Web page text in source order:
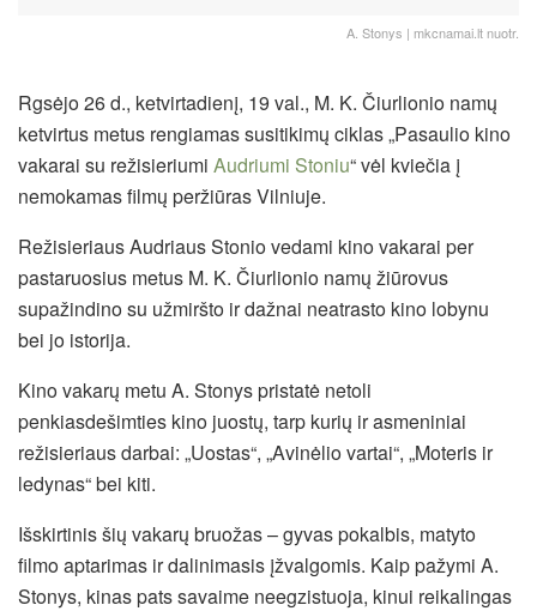
A. Stonys | mkcnamai.lt nuotr.
Rgsėjo 26 d., ketvirtadienį, 19 val., M. K. Čiurlionio namų
ketvirtus metus rengiamas susitikimų ciklas „Pasaulio kino
vakarai su režisieriumi Audriumi Stoniu“ vėl kviečia į
nemokamas filmų peržiūras Vilniuje.
Režisieriaus Audriaus Stonio vedami kino vakarai per
pastaruosius metus M. K. Čiurlionio namų žiūrovus
supažindino su užmiršto ir dažnai neatrasto kino lobynu
bei jo istorija.
Kino vakarų metu A. Stonys pristatė netoli
penkiasdešimties kino juostų, tarp kurių ir asmeniniai
režisieriaus darbai: „Uostas“, „Avinėlio vartai“, „Moteris ir
ledynas“ bei kiti.
Išskirtinis šių vakarų bruožas – gyvas pokalbis, matyto
filmo aptarimas ir dalinimasis įžvalgomis. Kaip pažymi A.
Stonys, kinas pats savaime neegzistuoja, kinui reikalingas